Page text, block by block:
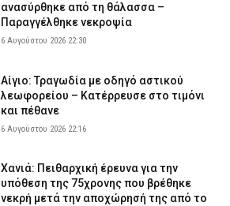
ανασύρθηκε από τη θάλασσα –
Παραγγέλθηκε νεκροψία
6 Αυγούστου 2026 22:30
Αίγιο: Τραγωδία με οδηγό αστικού
λεωφορείου – Κατέρρευσε στο τιμόνι
και πέθανε
6 Αυγούστου 2026 22:16
Χανιά: Πειθαρχική έρευνα για την
υπόθεση της 75χρονης που βρέθηκε
νεκρή μετά την αποχώρησή της από το